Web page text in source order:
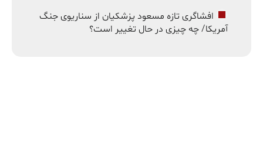
افشاگری تازه مسعود پزشکیان از سناریوی جنگ
آمریکا/ چه چیزی در حال تغییر است؟